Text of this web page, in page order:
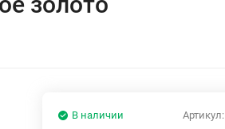
Артикул:
В наличии